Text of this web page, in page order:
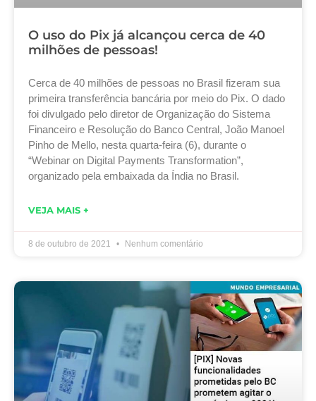
O uso do Pix já alcançou cerca de 40
milhões de pessoas!
Cerca de 40 milhões de pessoas no Brasil fizeram sua
primeira transferência bancária por meio do Pix. O dado
foi divulgado pelo diretor de Organização do Sistema
Financeiro e Resolução do Banco Central, João Manoel
Pinho de Mello, nesta quarta-feira (6), durante o
“Webinar on Digital Payments Transformation”,
organizado pela embaixada da Índia no Brasil.
VEJA MAIS +
8 de outubro de 2021 Nenhum comentário